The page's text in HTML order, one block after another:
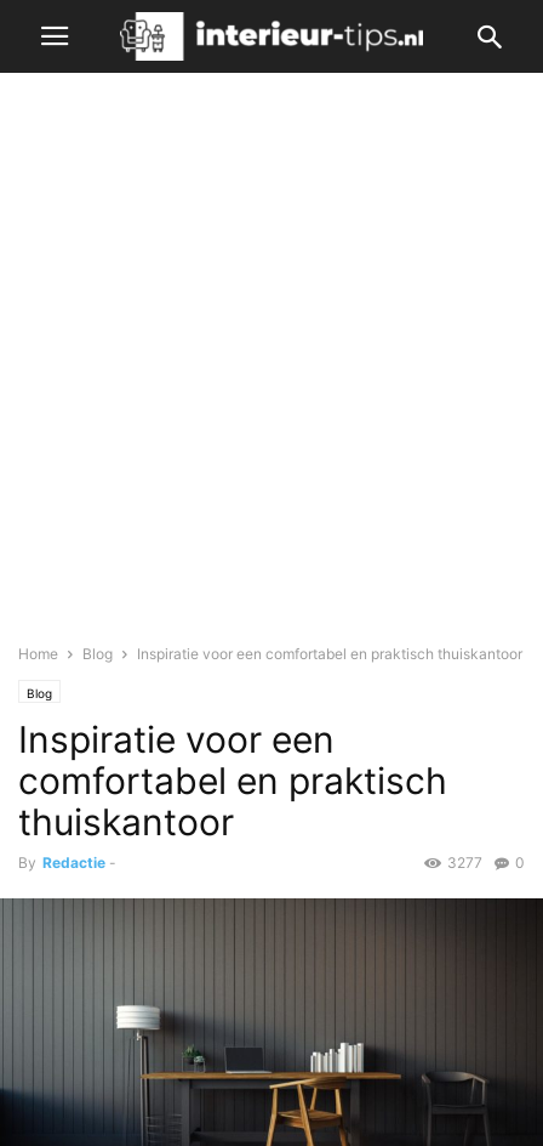
Home Blog Inspiratie voor een comfortabel en praktisch thuiskantoor
Blog
Inspiratie voor een
comfortabel en praktisch
thuiskantoor
By Redactie - 0
3277